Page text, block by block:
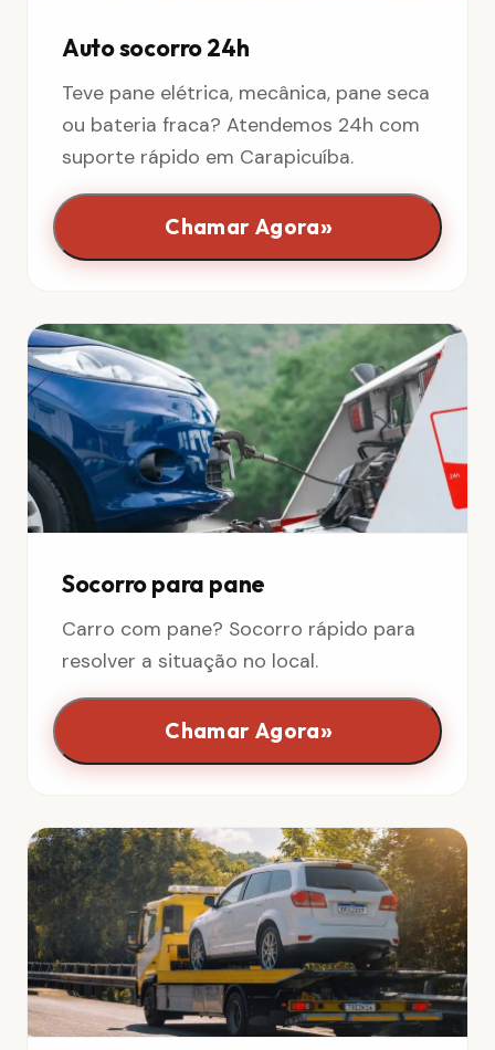
Auto socorro 24h
Teve pane elétrica, mecânica, pane seca
ou bateria fraca? Atendemos 24h com
suporte rápido em Carapicuíba.
Chamar Agora»
Socorro para pane
Carro com pane? Socorro rápido para
resolver a situação no local.
Chamar Agora»